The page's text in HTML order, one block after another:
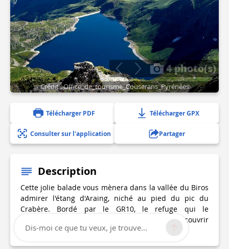
4 photo(s)
Crédit : Office_de_tourisme_Couserans_Pyrénées
Télécharger PDF Télécharger GPX
Consulter sur l'application Partager
Description
Cette jolie balade vous mènera dans la vallée du Biros
admirer l'étang d'Araing, niché au pied du pic du
Crabère. Bordé par le GR10, le refuge qui le
surplombe peut être une étape pour découvrir
d'autres beautés naturelles du Biros.
Dis-moi ce que tu veux, je trouve...